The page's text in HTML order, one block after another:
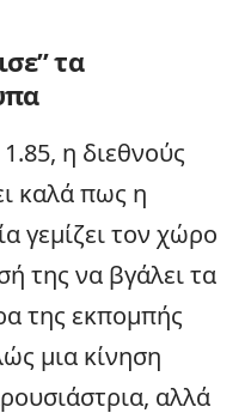
τα
η διεθνούς
καλά πως η
γεμίζει τον χώρο
της να βγάλει τα
της εκπομπής
μια κίνηση
, αλλά